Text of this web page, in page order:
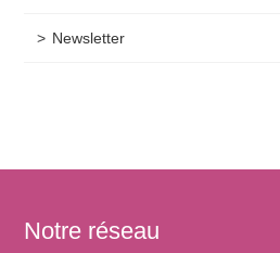
Newsletter
Notre réseau